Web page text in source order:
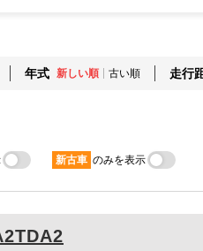
年式 新しい順 古い順 走行
新古車 のみを表示